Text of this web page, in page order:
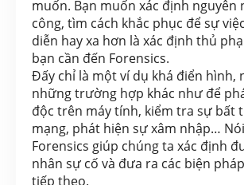
muốn. Bạn muốn xác định nguyên
công, tìm cách khắc phục để sự
diễn hay xa hơn là xác định thủ
bạn cần đến Forensics.
Đấy chỉ là một ví dụ khá điển hình,
những trường hợp khác như để
độc trên máy tính, kiểm tra sự bất
mạng, phát hiện sự xâm nhập…
Forensics giúp chúng ta xác định
nhân sự cố và đưa ra các biện
tiếp theo.